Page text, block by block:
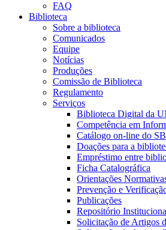
FAQ
Biblioteca
Sobre a biblioteca
Comunicados
Equipe
Notícias
Produções
Comissão de Biblioteca
Regulamento
Serviços
Biblioteca Digital da
Competência em
Catálogo on-line do
Doações para a
Empréstimo entre
Ficha Catalográfica
Orientações
Prevenção e
Publicações
Repositório
Solicitação de Artigos